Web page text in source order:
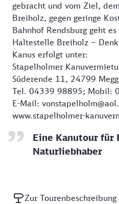
gebracht und vom Ziel,
Breiholz, gegen geringe
Bahnhof Rendsburg geht
Haltestelle Breiholz –
Kanus erfolgt unter:
Stapelholmer
Süderende 11, 24799
Tel. 04339 98895; Mobil:
E-Mail:
www.stapelholmer-
Eine Kanutour für
Naturliebhaber
Zur Tourenbeschreibung